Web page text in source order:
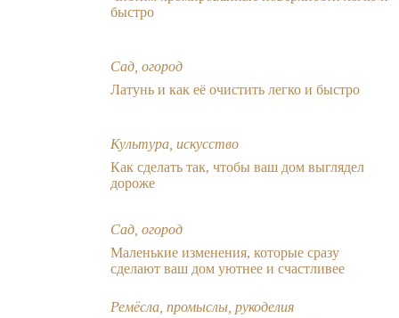
быстро
Сад, огород
Латунь и как её очистить легко и быстро
Культура, искусство
Как сделать так, чтобы ваш дом выглядел
дороже
Сад, огород
Маленькие изменения, которые сразу
сделают ваш дом уютнее и счастливее
Ремёсла, промыслы, рукоделия